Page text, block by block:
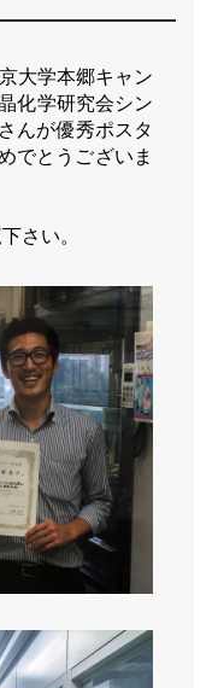
大学本郷キャン
化学研究会シン
んが優秀ポスタ
でとうございま
さい。